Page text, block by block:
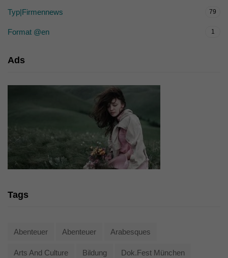
Typ|Firmennews 79
Format @en 1
Ads
Tags
Abenteuer Abenteuer Arabesques
Arts And Culture Bildung Dok.fest München